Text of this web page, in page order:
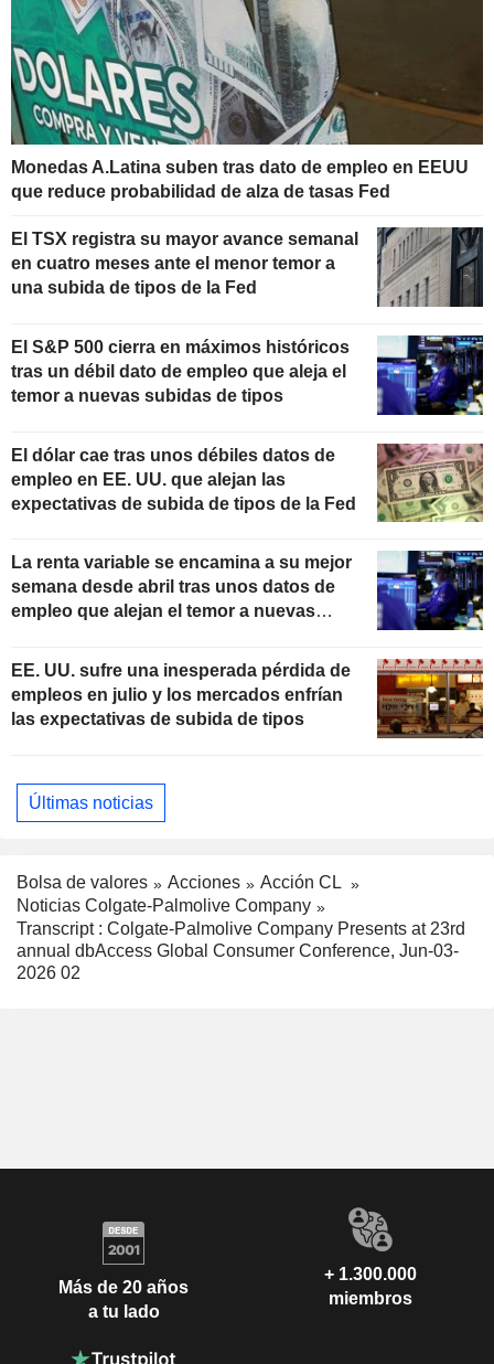
Monedas A.Latina suben tras dato de empleo en EEUU
que reduce probabilidad de alza de tasas Fed
El TSX registra su mayor avance semanal
en cuatro meses ante el menor temor a
una subida de tipos de la Fed
El S&P 500 cierra en máximos históricos
tras un débil dato de empleo que aleja el
temor a nuevas subidas de tipos
El dólar cae tras unos débiles datos de
empleo en EE. UU. que alejan las
expectativas de subida de tipos de la Fed
La renta variable se encamina a su mejor
semana desde abril tras unos datos de
empleo que alejan el temor a nuevas
EE. UU. sufre una inesperada pérdida de
empleos en julio y los mercados enfrían
las expectativas de subida de tipos
Últimas noticias
Bolsa de valores Acciones
Acción CL
Noticias Colgate-Palmolive Company
Transcript : Colgate-Palmolive Company Presents at 23rd
annual dbAccess Global Consumer Conference, Jun-03-
2026 02
Más de 20 años
a tu lado
+ 1.300.000
miembros